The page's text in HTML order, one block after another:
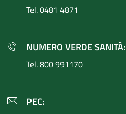
Tel. 0481 4871
NUMERO VERDE SANITÀ:
Tel. 800 991170
PEC: